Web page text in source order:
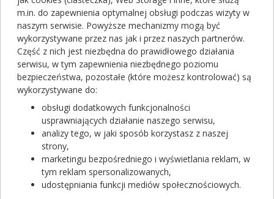
4 Flex czarna porzeczka
proszek do sporządzania roztworu doustnego
| 30 sasz.
m.in. do zapewnienia optymalnej obsługi podczas wizyty w
naszym serwisie. Powyższe mechanizmy mogą być
wykorzystywane przez nas jak i przez naszych partnerów.
Część z nich jest niezbędna do prawidłowego działania
serwisu, w tym zapewnienia niezbędnego poziomu
bezpieczeństwa, pozostałe (które możesz kontrolować) są
wykorzystywane do:
obsługi dodatkowych funkcjonalności
usprawniających działanie naszego serwisu,
analizy tego, w jaki sposób korzystasz z naszej
strony,
marketingu bezpośredniego i wyświetlania reklam, w
tym reklam spersonalizowanych,
udostępniania funkcji mediów społecznościowych.